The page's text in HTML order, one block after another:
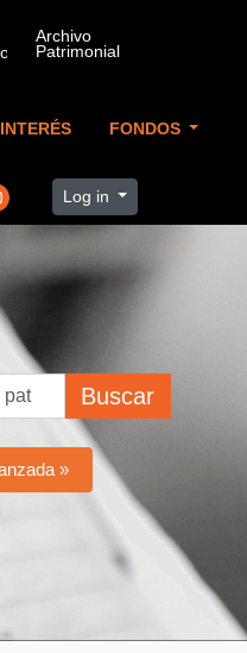
FONDOS
Log in
Buscar
»